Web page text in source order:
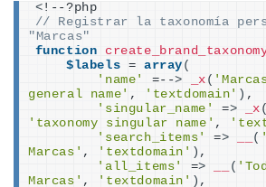
< !--?php
// Registrar la taxonomía
"Marcas"
function
$labels = array (
'name'
=--> _x (
general name' , 'textdomain' ) ,
'singular_name'
=> _x (
'taxonomy singular name' ,
'search_items'
=> (
Marcas' , 'textdomain' ) ,
'all_items'
=> (
Marcas' , 'textdomain' ) ,